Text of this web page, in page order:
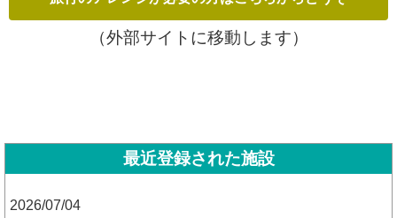
（外部サイトに移動します）
最近登録された施設
2026/07/04